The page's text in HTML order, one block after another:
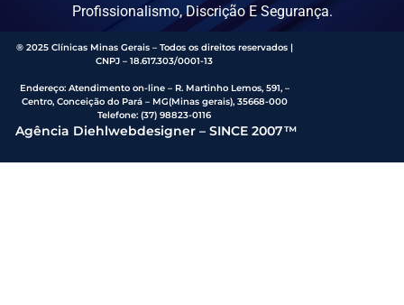
Profissionalismo, Discrição E Segurança.
® 2025 Clínicas Minas Gerais – Todos os direitos reservados |
CNPJ – 18.617.303/0001-13
Endereço: Atendimento on-line – R. Martinho Lemos, 591, –
Centro, Conceição do Pará – MG(Minas gerais), 35668-000
Telefone:(37) 98823-0116
Agência Diehlwebdesigner – SINCE 2007™